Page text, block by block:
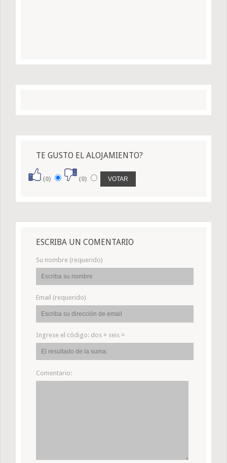
TE GUSTO EL ALOJAMIENTO?
(0) (0)
ESCRIBA UN COMENTARIO
Su nombre (requerido)
Email (requerido)
Ingrese el código: dos + seis =
Comentario: